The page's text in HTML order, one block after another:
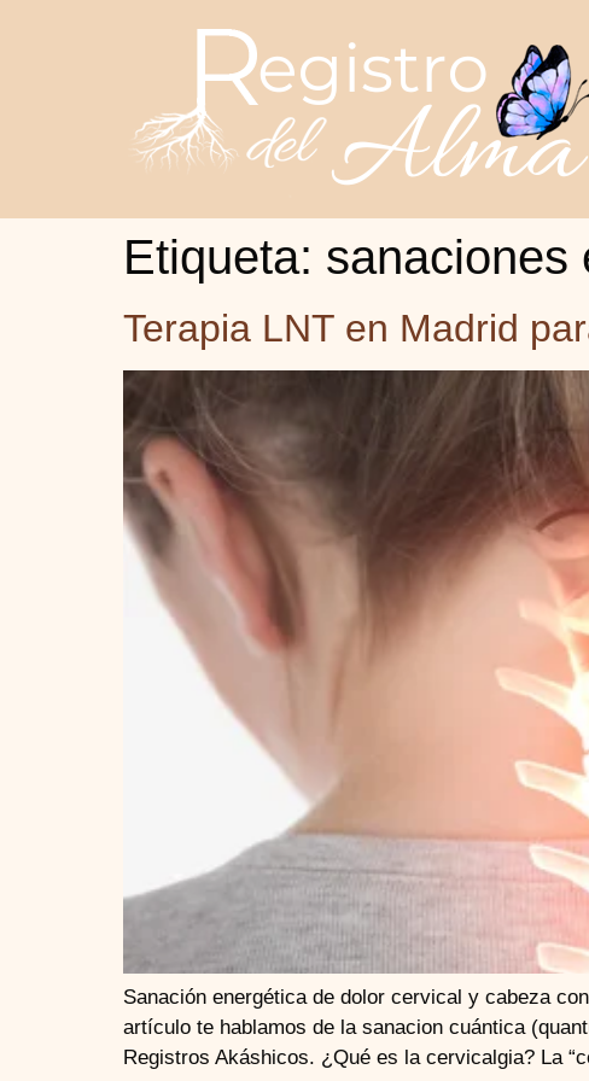
Etiqueta: sanaciones
Terapia LNT en Madrid
Sanación energética de dolor cervical y cabeza
artículo te hablamos de la sanacion cuántica
Registros Akáshicos. ¿Qué es la cervicalgia? La